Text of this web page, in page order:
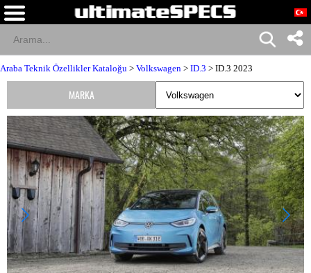
Araba Teknik Özellikler Kataloğu > Volkswagen > ID.3 > ID.3 2023
MARKA